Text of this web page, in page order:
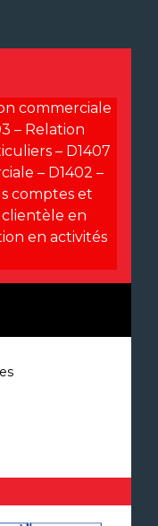
commerciale
– Relation
– D1407
– D1402 –
comptes et
clientèle en
en activités